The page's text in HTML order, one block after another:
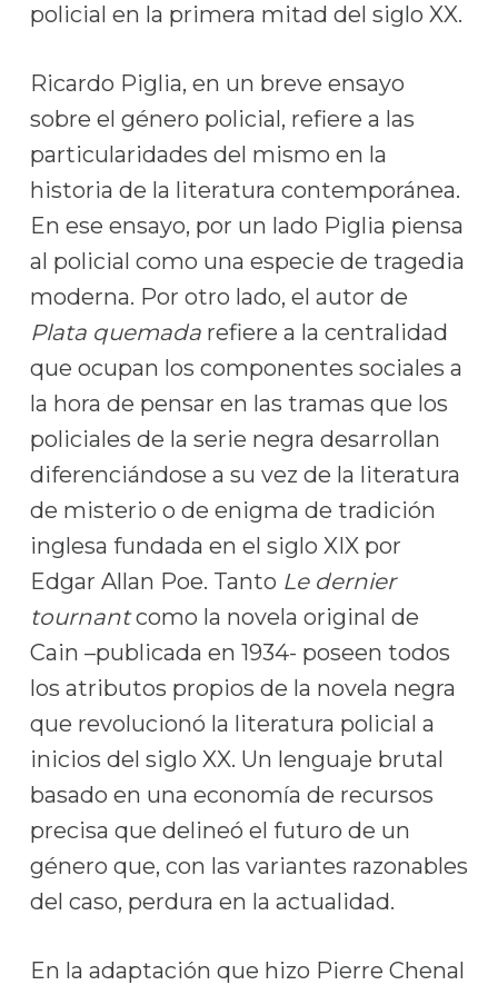
policial en la primera mitad del siglo XX.
Ricardo Piglia, en un breve ensayo
sobre el género policial, refiere a las
particularidades del mismo en la
historia de la literatura contemporánea.
En ese ensayo, por un lado Piglia piensa
al policial como una especie de tragedia
moderna. Por otro lado, el autor de
Plata quemadarefiere a la centralidad
que ocupan los componentes sociales a
la hora de pensar en las tramas que los
policiales de la serie negra desarrollan
diferenciándose a su vez de la literatura
de misterio o de enigma de tradición
inglesa fundada en el siglo XIX por
Edgar Allan Poe. Tanto Le dernier
tournantcomo la novela original de
Cain –publicada en 1934- poseen todos
los atributos propios de la novela negra
que revolucionó la literatura policial a
inicios del siglo XX. Un lenguaje brutal
basado en una economía de recursos
precisa que delineó el futuro de un
género que, con las variantes razonables
del caso, perdura en la actualidad.
En la adaptación que hizo Pierre Chenal